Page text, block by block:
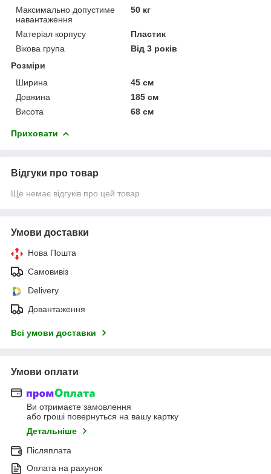
Максимально допустиме
навантаження
50 кг
Матеріал корпусу
Пластик
Вікова група
Від 3 років
Розміри
Ширина
45 см
Довжина
185 см
Висота
68 см
Приховати
Відгуки про товар
Ще немає відгуків про цей товар
Умови доставки
Нова Пошта
Самовивіз
Delivery
Довантаження
Всі умови доставки
Умови оплати
Ви отримаєте замовлення
або гроші повернуться на вашу картку
Детальніше
Післяплата
Оплата на рахунок